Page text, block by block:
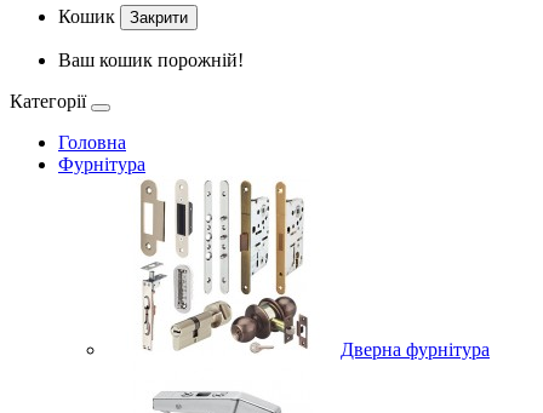
Кошик Закрити
Ваш кошик порожній!
Категорії
Головна
Фурнітура
Дверна фурнітура